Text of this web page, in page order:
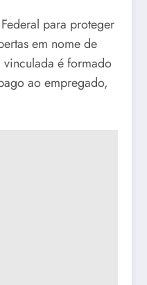
para proteger
em nome de
é formado
ao empregado,